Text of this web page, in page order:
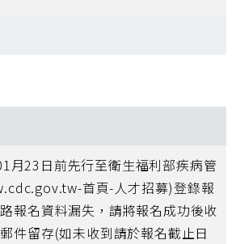
月23日前先行至衛生福利部疾病管
首頁-人才招募)登錄報
報名資料漏失，請將報名成功後收
件留存(如未收到請於報名截止日